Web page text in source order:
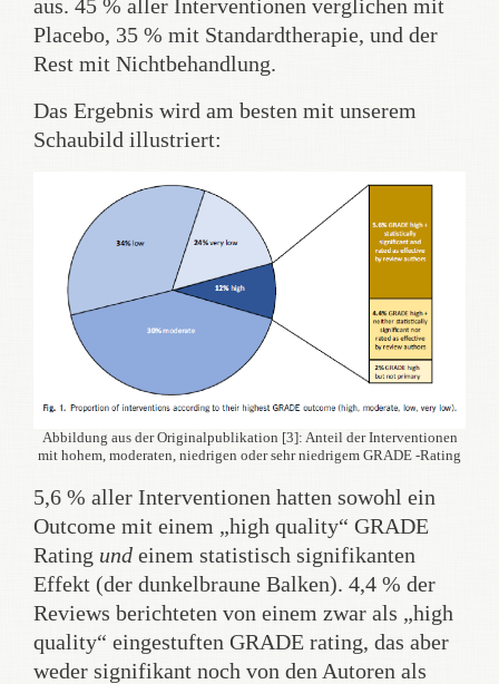
aus. 45 % aller Interventionen verglichen mit
Placebo, 35 % mit Standardtherapie, und der
Rest mit Nichtbehandlung.
Das Ergebnis wird am besten mit unserem
Schaubild illustriert:
Abbildung aus der Originalpublikation [3]: Anteil der Interventionen
mit hohem, moderaten, niedrigen oder sehr niedrigem GRADE -Rating
5,6 % aller Interventionen hatten sowohl ein
Outcome mit einem „high quality“ GRADE
Rating und einem statistisch signifikanten
Effekt (der dunkelbraune Balken). 4,4 % der
Reviews berichteten von einem zwar als „high
quality“ eingestuften GRADE rating, das aber
weder signifikant noch von den Autoren als